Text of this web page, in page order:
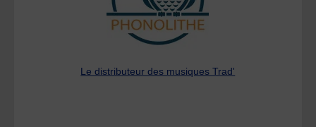
Le distributeur des musiques Trad'